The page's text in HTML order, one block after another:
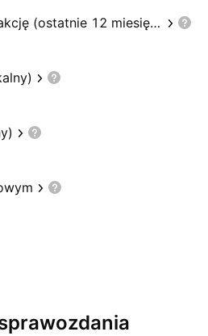
Podstawowy zysk na akcję (ostatnie 12 miesięcy)